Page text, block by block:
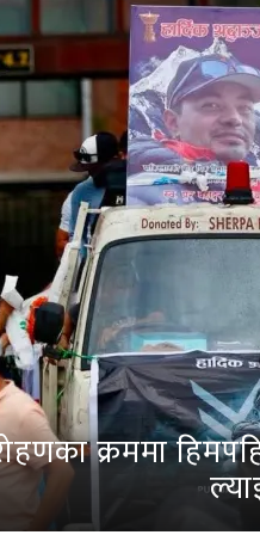
क्रममा